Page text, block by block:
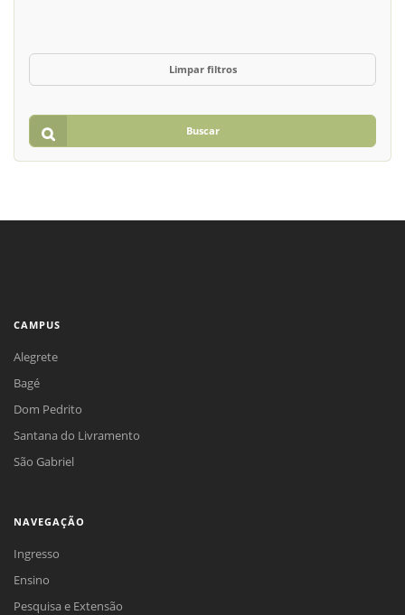
Limpar filtros
Buscar
CAMPUS
Alegrete
Bagé
Dom Pedrito
Santana do Livramento
São Gabriel
NAVEGAÇÃO
Ingresso
Ensino
Pesquisa e Extensão